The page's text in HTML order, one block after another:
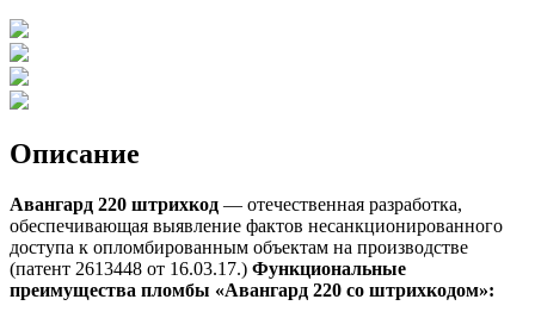
Описание
Авангард 220 штрихкод — отечественная разработка,
обеспечивающая выявление фактов несанкционированного
доступа к опломбированным объектам на производстве
(патент 2613448 от 16.03.17.) Функциональные
преимущества пломбы «Авангард 220 со штрихкодом»: